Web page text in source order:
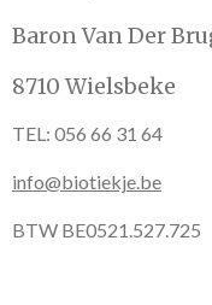
Baron Van Der
8710 Wielsbeke
TEL: 056 66 31 64
info@biotiekje.be
BTW BE0521.527.725